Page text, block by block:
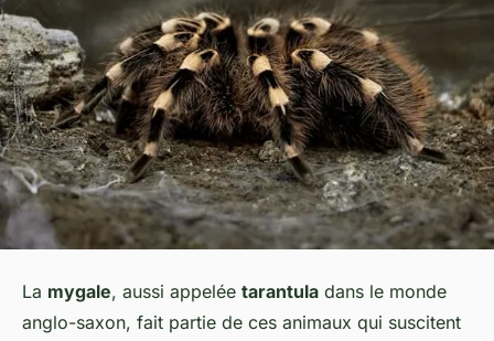
La mygale, aussi appelée tarantula dans le monde
anglo-saxon, fait partie de ces animaux qui suscitent